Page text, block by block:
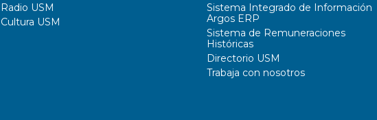
Radio USM
Cultura USM
Sistema Integrado de Información
Argos ERP
Sistema de Remuneraciones
Históricas
Directorio USM
Trabaja con nosotros